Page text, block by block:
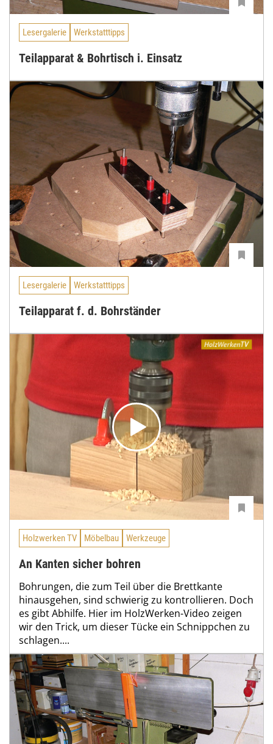
Lesergalerie Werkstatttipps
Teilapparat & Bohrtisch i. Einsatz
Lesergalerie Werkstatttipps
Teilapparat f. d. Bohrständer
Holzwerken TV Möbelbau Werkzeuge
An Kanten sicher bohren
Bohrungen, die zum Teil über die Brettkante
hinausgehen, sind schwierig zu kontrollieren. Doch
es gibt Abhilfe. Hier im HolzWerken-Video zeigen
wir den Trick, um dieser Tücke ein Schnippchen zu
schlagen....